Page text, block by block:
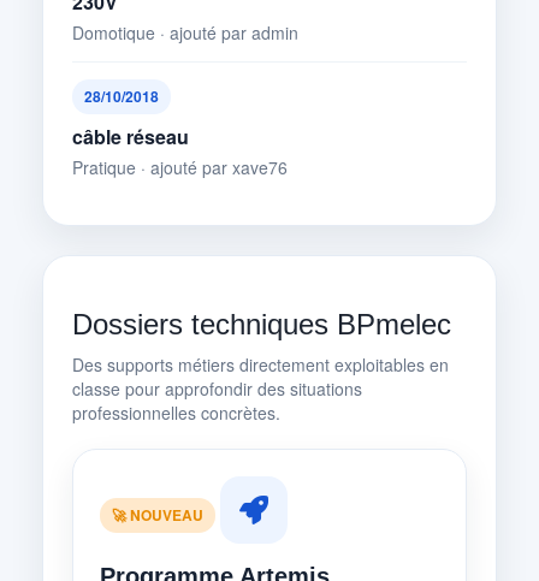
Domotique · ajouté par admin
28/10/2018
câble réseau
Pratique · ajouté par xave76
Dossiers techniques BPmelec
Des supports métiers directement exploitables en
classe pour approfondir des situations
professionnelles concrètes.
🚀 NOUVEAU